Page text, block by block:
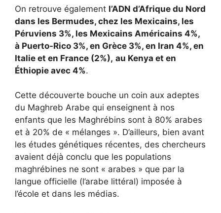
On retrouve également l’ADN d’Afrique du Nord
dans les Bermudes, chez les Mexicains, les
Péruviens 3%, les Mexicains Américains 4%,
à Puerto-Rico 3%, en Grèce 3%, en Iran 4%, en
Italie et en France (2%), au Kenya et en
Éthiopie avec 4%.
Cette découverte bouche un coin aux adeptes
du Maghreb Arabe qui enseignent à nos
enfants que les Maghrébins sont à 80% arabes
et à 20% de « mélanges ». D’ailleurs, bien avant
les études génétiques récentes, des chercheurs
avaient déjà conclu que les populations
maghrébines ne sont « arabes » que par la
langue officielle (l’arabe littéral) imposée à
l’école et dans les médias.